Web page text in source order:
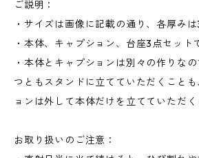
ご説明：
・サイズは画像に記載の通り、各厚みは
・本体、キャプション、台座3点セット
・本体とキャプションは別々の作りな
つともスタンドに立てていただくこと
ョンは外して本体だけを立てていただく
お取り扱いのご注意：